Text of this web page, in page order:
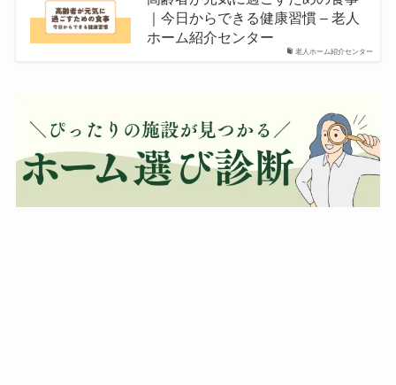
老人ホーム紹介センター
｜今日からできる健康習慣 – 老人
ホーム紹介センター